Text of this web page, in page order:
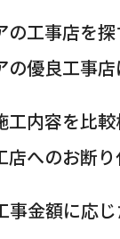
工事店を
優良工事店
内容を比
へのお断
金額に応